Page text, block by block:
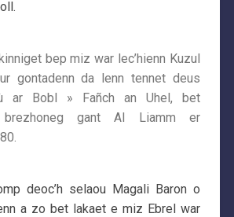
bep miz war lec’hienn Kuzul
gontadenn da lenn tennet deus
ar Bobl » Fañch an Uhel, bet
gant Al Liamm er
deoc’h selaou Magali Baron o
a zo bet lakaet e miz Ebrel war